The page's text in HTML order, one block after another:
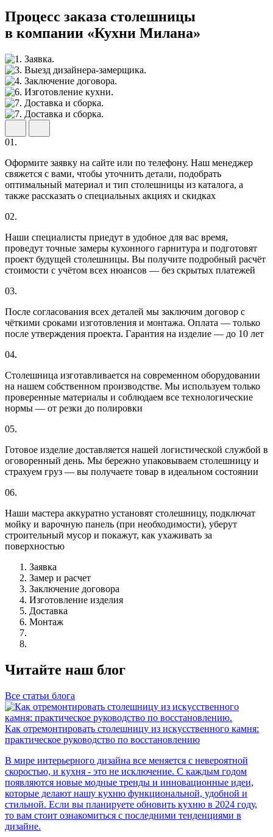
Процесс заказа столешницы
в компании «Кухни Милана»
01.
Оформите заявку на сайте или по телефону. Наш менеджер
свяжется с вами, чтобы уточнить детали, подобрать
оптимальный материал и тип столешницы из каталога, а
также рассказать о специальных акциях и скидках
02.
Наши специалисты приедут в удобное для вас время,
проведут точные замеры кухонного гарнитура и подготовят
проект будущей столешницы. Вы получите подробный расчёт
стоимости с учётом всех нюансов — без скрытых платежей
03.
После согласования всех деталей мы заключим договор с
чёткими сроками изготовления и монтажа. Оплата — только
после утверждения проекта. Гарантия на изделие — до 10 лет
04.
Столешница изготавливается на современном оборудовании
на нашем собственном производстве. Мы используем только
проверенные материалы и соблюдаем все технологические
нормы — от резки до полировки
05.
Готовое изделие доставляется нашей логистической службой в
оговоренный день. Мы бережно упаковываем столешницу и
страхуем груз — вы получаете товар в идеальном состоянии
06.
Наши мастера аккуратно установят столешницу, подключат
мойку и варочную панель (при необходимости), уберут
строительный мусор и покажут, как ухаживать за
поверхностью
Заявка
Замер и расчет
Заключение договора
Изготовление изделия
Доставка
Монтаж
Читайте наш блог
Все статьи блога
Как отремонтировать столешницу из искусственного камня:
практическое руководство по восстановлению
В мире интерьерного дизайна все меняется с невероятной
скоростью, и кухня - это не исключение. С каждым годом
появляются новые модные тренды и инновационные идеи,
которые делают нашу кухню функциональной, удобной и
стильной. Если вы планируете обновить кухню в 2024 году,
то вам стоит ознакомиться с последними тенденциями в
дизайне.